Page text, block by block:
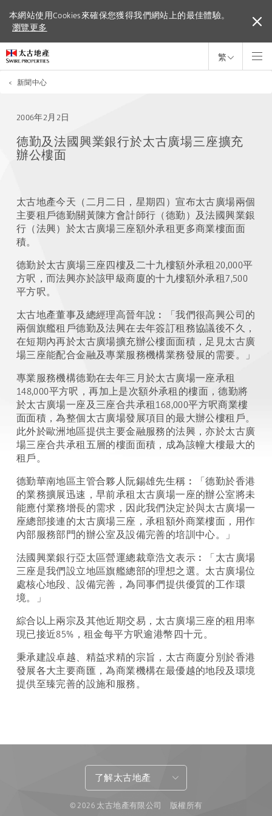
本網站使用Cookies來確保您獲得我們網站上的最佳體驗。
瀏覽更多
本網站使用Cookies來確保您獲得我們網站上的最佳體驗。
瀏覽更多
繁
< 新聞中心
2006年2月2日
德勤及法國興業銀行於太古廣場三座擴充
辦公樓面
太古地產今天（二月二日，星期四）宣布太古廣場兩個
主要租戶德勤關黃陳方會計師行（德勤）及法國興業銀
行（法興）於太古廣場三座額外承租更多商業樓面面
積。
德勤於太古廣場三座四樓及二十九樓額外承租20,000平
方呎，而法興亦於該甲級商廈的十九樓額外承租7,500
平方呎。
太古地產董事及總經理高晉年說︰「我們很高興公司的
兩個旗艦租戶德勤及法興在去年簽訂租務協議後不久，
在短期內再於太古廣場擴充辦公樓面面積，足見太古廣
場三座能配合金融及專業服務機構業務發展的需要。」
專業服務機構德勤在去年三月於太古廣場一座承租
148,000平方呎，再加上是次額外承租的樓面，德勤將
於太古廣場一座及三座合共承租168,000平方呎商業樓
面面積，為整個太古廣場發展項目的最大辦公樓租戶。
此外於歐洲地區提供主要金融服務的法興，亦於太古廣
場三座合共承租五層的樓面面積，成為該幢大樓最大的
租戶。
德勤華南地區主管合夥人阮鍚雄先生稱︰「德勤於香港
的業務擴展迅速，早前承租太古廣場一座的辦公室將未
能應付業務增長的需求，因此我們決定於與太古廣場一
座總部接連的太古廣場三座，承租額外商業樓面，用作
內部服務部門的辦公室及設備完善的培訓中心。」
法國興業銀行亞太區營運總裁章浩文表示︰「太古廣場
三座是我們設立地區旗艦總部的理想之選。太古廣場位
處核心地段、設備完善，為同事們提供優質的工作環
境。」
綜合以上兩宗及其他近期交易，太古廣場三座的租用率
現已接近85%，租金每平方呎逾港幣四十元。
秉承建設卓越、精益求精的宗旨，太古商廈分別於香港
發展各大主要商匯，為商業機構在最優越的地段及環境
提供至臻完善的設施和服務。
了解太古地產
© 2026 太古地產有限公司 版權所有